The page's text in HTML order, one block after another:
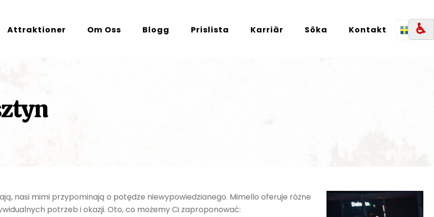
♿︎
SE
Attraktioner Om Oss Blogg Prislista Karriär Söka Kontakt
nasi mimi przypominają o potędze niewypowiedzianego. Mimello oferuje różne
potrzeb i okazji. Oto, co możemy Ci zaproponować: